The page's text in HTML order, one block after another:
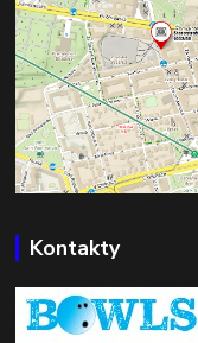
Kontakty